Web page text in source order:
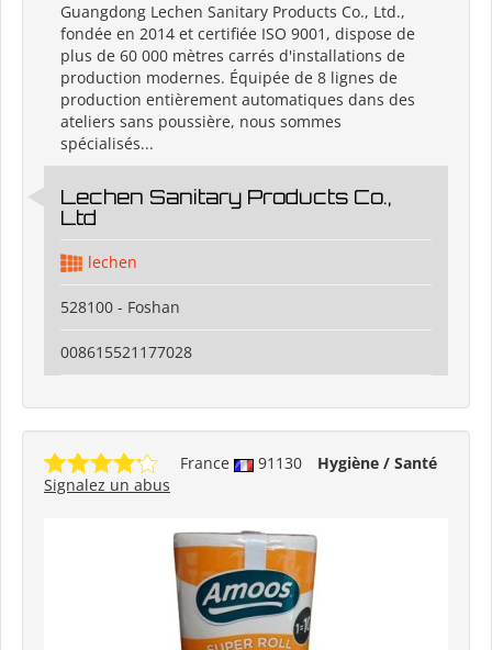
Guangdong Lechen Sanitary Products Co., Ltd.,
fondée en 2014 et certifiée ISO 9001, dispose de
plus de 60 000 mètres carrés d'installations de
production modernes. Équipée de 8 lignes de
production entièrement automatiques dans des
ateliers sans poussière, nous sommes
spécialisés...
Lechen Sanitary Products Co.,
Ltd
lechen
528100 - Foshan
008615521177028
France 91130
Hygiène / Santé
Signalez un abus